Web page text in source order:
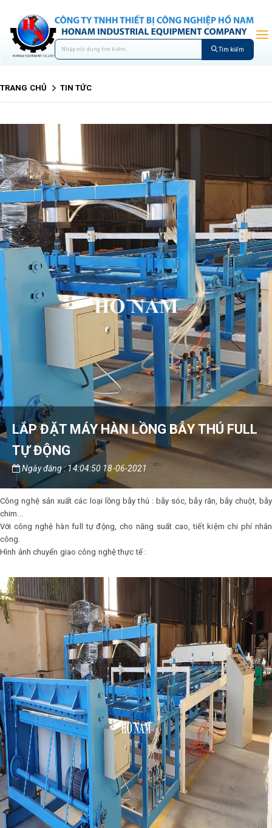
Tìm kiếm
TRANG CHỦ TIN TỨC
LẮP ĐẶT MÁY HÀN LỒNG BẪY THÚ FULL
TỰ ĐỘNG
Ngày đăng : 14:04:50 18-06-2021
Công nghệ sản xuất các loại lồng bẫy thú : bẫy sóc, bẫy rắn, bẫy chuột, bẫy
chim...
Với công nghệ hàn full tự động, cho năng suất cao, tiết kiệm chi phí nhân
công.
Hình ảnh chuyển giao công nghệ thực tế :